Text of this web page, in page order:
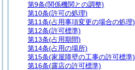
第9条(関係機関との調整)
第10条(許可の処理)
第11条(占用事項変更の場合の処理)
第12条(許可標準)
第13条(占用期間)
第14条(占用の場所)
第15条(家屋障壁の工事の許可標準)
第16条(露店の許可標準)